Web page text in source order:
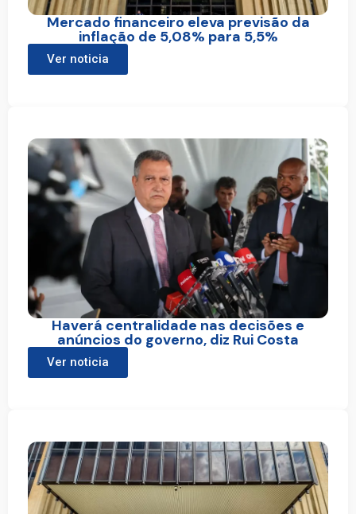
Mercado financeiro eleva previsão da
inflação de 5,08% para 5,5%
Ver noticia
Haverá centralidade nas decisões e
anúncios do governo, diz Rui Costa
Ver noticia